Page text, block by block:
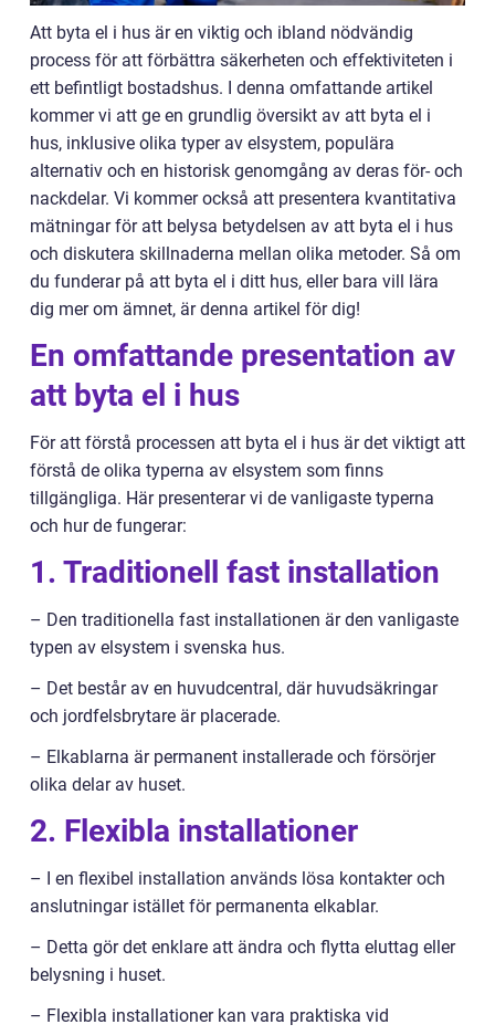
Att byta el i hus är en viktig och ibland nödvändig
process för att förbättra säkerheten och effektiviteten i
ett befintligt bostadshus. I denna omfattande artikel
kommer vi att ge en grundlig översikt av att byta el i
hus, inklusive olika typer av elsystem, populära
alternativ och en historisk genomgång av deras för- och
nackdelar. Vi kommer också att presentera kvantitativa
mätningar för att belysa betydelsen av att byta el i hus
och diskutera skillnaderna mellan olika metoder. Så om
du funderar på att byta el i ditt hus, eller bara vill lära
dig mer om ämnet, är denna artikel för dig!
En omfattande presentation av
att byta el i hus
För att förstå processen att byta el i hus är det viktigt att
förstå de olika typerna av elsystem som finns
tillgängliga. Här presenterar vi de vanligaste typerna
och hur de fungerar:
1. Traditionell fast installation
– Den traditionella fast installationen är den vanligaste
typen av elsystem i svenska hus.
– Det består av en huvudcentral, där huvudsäkringar
och jordfelsbrytare är placerade.
– Elkablarna är permanent installerade och försörjer
olika delar av huset.
2. Flexibla installationer
– I en flexibel installation används lösa kontakter och
anslutningar istället för permanenta elkablar.
– Detta gör det enklare att ändra och flytta eluttag eller
belysning i huset.
– Flexibla installationer kan vara praktiska vid